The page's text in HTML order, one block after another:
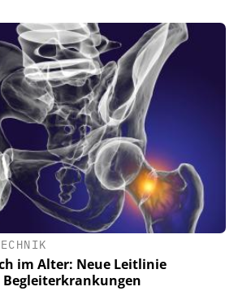
im Alter: Neue Leitlinie